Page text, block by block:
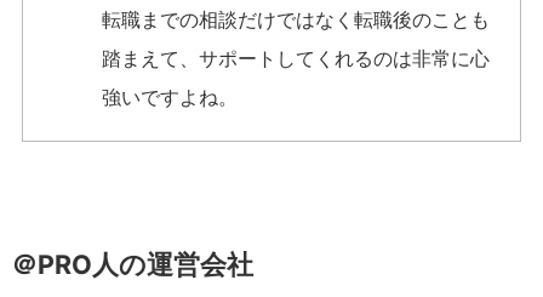
転職までの相談だけではなく転職後のことも
踏まえて、サポートしてくれるのは非常に心
強いですよね。
＠PRO人の運営会社